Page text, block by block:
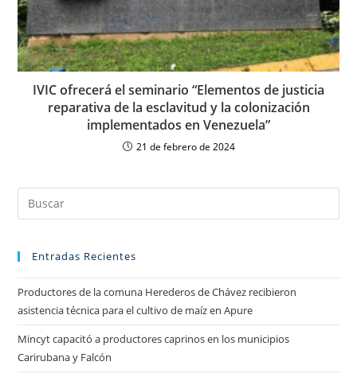
IVIC ofrecerá el seminario “Elementos de justicia
reparativa de la esclavitud y la colonización
implementados en Venezuela”
21 de febrero de 2024
Entradas Recientes
Productores de la comuna Herederos de Chávez recibieron
asistencia técnica para el cultivo de maíz en Apure
Mincyt capacitó a productores caprinos en los municipios
Carirubana y Falcón